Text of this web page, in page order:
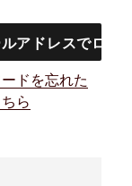
ドを忘れた
ら